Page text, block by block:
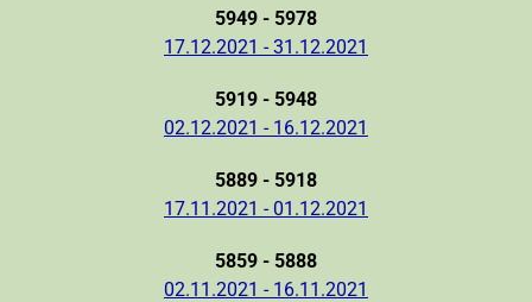
5949 - 5978
17.12.2021 - 31.12.2021
5919 - 5948
02.12.2021 - 16.12.2021
5889 - 5918
17.11.2021 - 01.12.2021
5859 - 5888
02.11.2021 - 16.11.2021